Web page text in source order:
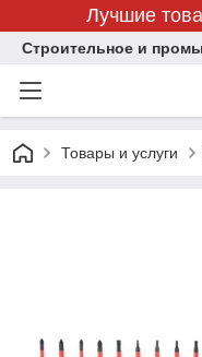
Лучшие
Строительное и
Товары и услуги